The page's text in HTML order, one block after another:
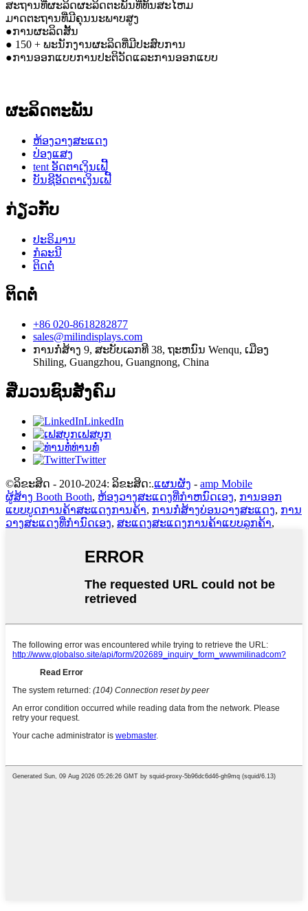
ສະຖານທີ່ຜະລິດຜະລິດຕະພັນທີ່ທັນສະໄຫມ
ມາດຕະຖານທີ່ມີຄຸນນະພາບສູງ
●ການຜະລິດສັ້ນ
● 150 + ພະນັກງານຜະລິດທີ່ມີປະສົບການ
●ການອອກແບບການປະຕິວັດແລະການອອກແບບ
ຜະລິດຕະພັນ
ຫ້ອງວາງສະແດງ
ປ່ອງແສງ
tent ອັດຕາເງິນເຟີ້
ບັນຊີອັດຕາເງິນເຟີ້
ກ່ຽວກັບ
ປະຣິມານ
ກໍລະນີ
ຕິດຕໍ່
ຕິດຕໍ່
+86 020-8618282877
sales@milindisplays.com
ການກໍ່ສ້າງ 9, ສະບັບເລກທີ 38, ຖະຫນົນ Wenqu, ເມືອງ
Shiling, Guangzhou, Guangnong, China
ສື່ມວນຊົນສັງຄົມ
LinkedIn
ເຟສບຸກ
ທ່ານທໍ່
Twitter
©ລິຂະສິດ - 2010-2024: ລິຂະສິດ:.ແຜນຜັງ - amp Mobile
ຜູ້ສ້າງ Booth Booth, ຫ້ອງວາງສະແດງທີ່ກໍາຫນົດເອງ, ການອອກ
ແບບບູດການຄ້າສະແດງການຄ້າ, ການກໍ່ສ້າງບ່ອນວາງສະແດງ, ການ
ວາງສະແດງທີ່ກໍານົດເອງ, ສະແດງສະແດງການຄ້າແບບລູກຄ້າ,